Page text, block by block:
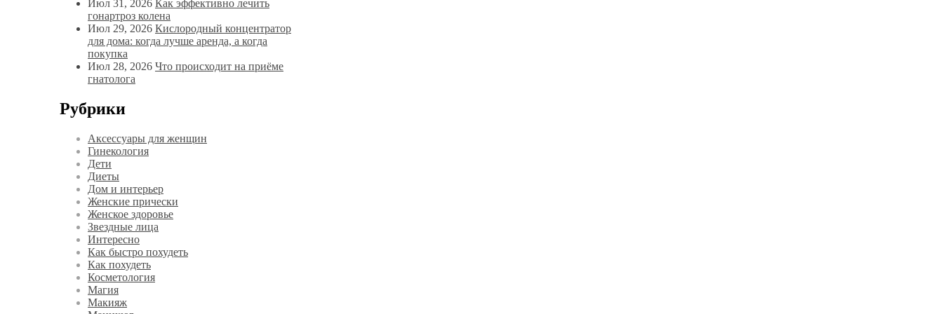
Июл 31, 2026 Как эффективно лечить
гонартроз колена
Июл 29, 2026 Кислородный концентратор
для дома: когда лучше аренда, а когда
покупка
Июл 28, 2026 Что происходит на приёме
гнатолога
Рубрики
Аксессуары для женщин
Гинекология
Дети
Диеты
Дом и интерьер
Женские прически
Женское здоровье
Звездные лица
Интересно
Как быстро похудеть
Как похудеть
Косметология
Магия
Макияж